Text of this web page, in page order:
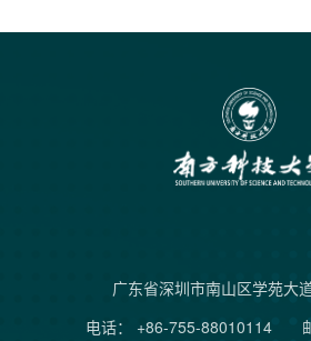
广东省深圳市南山区学苑大
电话： +86-755-88010114